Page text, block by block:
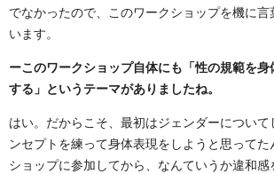
でなかったので、このワークショップを機に言
います。
ーこのワークショップ自体にも「性の規範を
する」というテーマがありましたね。
はい。だからこそ、最初はジェンダーについて
ンセプトを練って身体表現をしようと思ってた
ショップに参加してから、なんていうか違和